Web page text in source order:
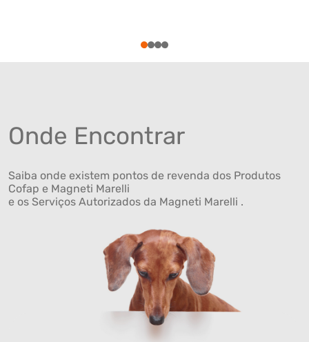
1234
Onde Encontrar
Saiba onde existem pontos de revenda dos Produtos
Cofap e Magneti Marelli
e os Serviços Autorizados da Magneti Marelli .